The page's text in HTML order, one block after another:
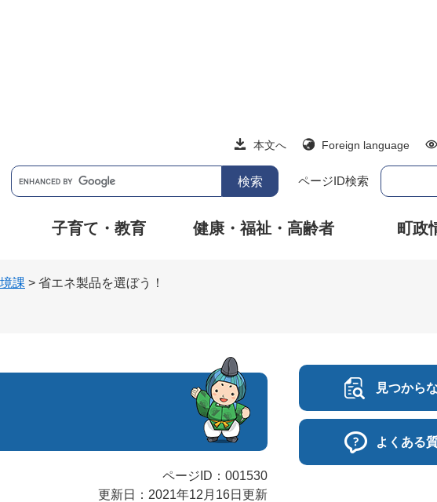
本文へ Foreign language
ページID検索
子育て・教育 健康・福祉・高齢者 町政
課 > 省エネ製品を選ぼう！
ページID：001530
更新日：2021年12月16日更新
見つから
よくある